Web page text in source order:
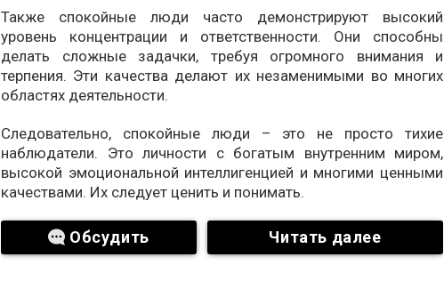
Также спокойные люди часто демонстрируют высокий
уровень концентрации и ответственности. Они способны
делать сложные задачки, требуя огромного внимания и
терпения. Эти качества делают их незаменимыми во многих
областях деятельности.
Следовательно, спокойные люди – это не просто тихие
наблюдатели. Это личности с богатым внутренним миром,
высокой эмоциональной интеллигенцией и многими ценными
качествами. Их следует ценить и понимать.
Обсудить Читать далее